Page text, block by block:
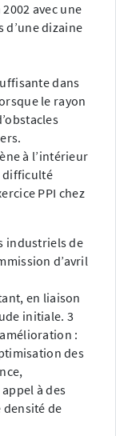
avec une
d’une dizaine
dans
le rayon
à l’intérieur
difficulté
PPI chez
industriels de
d’avril
en liaison
initiale. 3
:
des
à des
de